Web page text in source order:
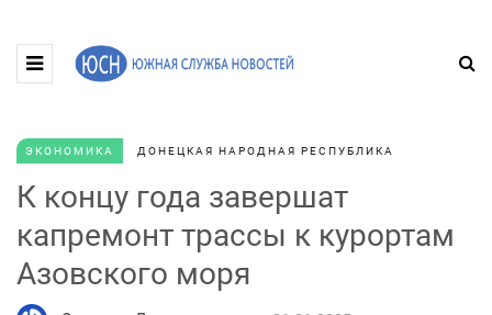
ЭКОНОМИКА ДОНЕЦКАЯ НАРОДНАЯ РЕСПУБЛИКА
К концу года завершат
капремонт трассы к курортам
Азовского моря